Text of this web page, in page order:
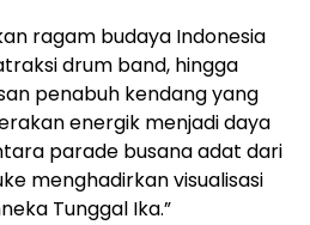
ragam budaya Indonesia
drum band, hingga
penabuh kendang yang
energik menjadi daya
parade busana adat dari
menghadirkan visualisasi
Tunggal Ika.”